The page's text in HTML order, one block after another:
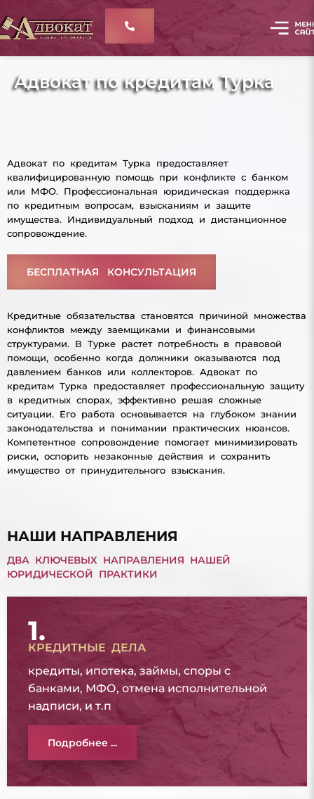
Адвокат по кредитам Турка
Адвокат по кредитам Турка предоставляет
квалифицированную помощь при конфликте с банком
или МФО. Профессиональная юридическая поддержка
по кредитным вопросам, взысканиям и защите
имущества. Индивидуальный подход и дистанционное
сопровождение.
БЕСПЛАТНАЯ КОНСУЛЬТАЦИЯ
Кредитные обязательства становятся причиной множества
конфликтов между заемщиками и финансовыми
структурами. В Турке растет потребность в правовой
помощи, особенно когда должники оказываются под
давлением банков или коллекторов. Адвокат по
кредитам Турка предоставляет профессиональную защиту
в кредитных спорах, эффективно решая сложные
ситуации. Его работа основывается на глубоком знании
законодательства и понимании практических нюансов.
Компетентное сопровождение помогает минимизировать
риски, оспорить незаконные действия и сохранить
имущество от принудительного взыскания.
НАШИ НАПРАВЛЕНИЯ
ДВА КЛЮЧЕВЫХ НАПРАВЛЕНИЯ НАШЕЙ
ЮРИДИЧЕСКОЙ ПРАКТИКИ
1.
КРЕДИТНЫЕ ДЕЛА
кредиты, ипотека, займы, споры с
банками, МФО, отмена исполнительной
надписи, и т.п
Подробнее ...